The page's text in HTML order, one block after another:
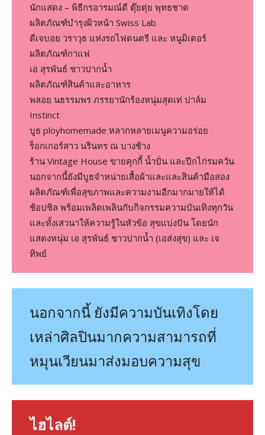
นักแสดง – พิธีกรอารมณ์ดี ตุ๊ยตุ่ย พุทธชาด
ผลิตภัณฑ์บำรุงผิวหน้า Swiss Lab
ดีเจบอย วราวุธ แห่งรถไฟดนตรี และ หนูมิเตอร์
ผลิตภัณฑ์กาแฟ
เอ สุรพันธ์ ชาวปากน้ำ
ผลิตภัณฑ์สินค้าและอาหาร
พลอย นธรรมพร ภรรยานักร้องหนุ่มสุดเท่ ปาล์ม
Instinct
บูธ ployhomemade หลากหลายเมนูความอร่อย
ร็อกเกอร์สาว นรินทร ณ บางช้าง
ร้าน Vintage House ขายคุกกี้ น้ำปั่น และปีกไก่รมควัน
นอกจากนี้ยังมีบูธจำหน่ายเสื้อผ้าและและสินค้ามือสอง
ผลิตภัณฑ์เพื่อสุขภาพและความงามอีกมากมายให้ได้
ช้อปชิล พร้อมเพลิดเพลินกับกิจกรรมความบันเทิงทุกวัน
และทั้งเสวนาให้ความรู้ในหัวข้อ สุขแบ่งปัน โดยนัก
แสดงหนุ่ม เอ สุรพันธ์ ชาวปากน้ำ (เอส่งสุข) และ เจ
ทิพย์
นอกจากนี้ ยังมีความบันเทิงโดย
เหล่าศิลปินมากความสามารถที่
หมุนเวียนมาส่งมอบความสุข
ไฮไลต์!